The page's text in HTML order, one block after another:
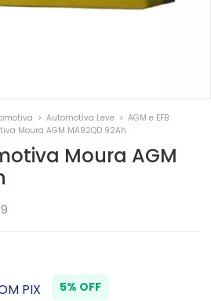
> Automotiva Leve > AGM e EFB
Moura AGM MA92QD 92Ah
Moura AGM
PIX
5% OFF